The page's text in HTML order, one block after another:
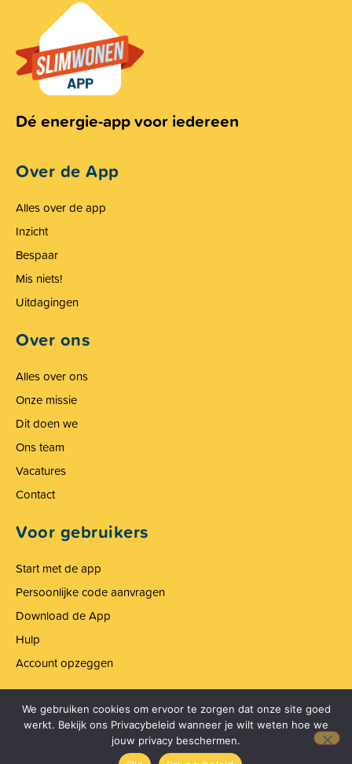
Dé energie-app voor iedereen
Over de App
Alles over de app
Inzicht
Bespaar
Mis niets!
Uitdagingen
Over ons
Alles over ons
Onze missie
Dit doen we
Ons team
Vacatures
Contact
Voor gebruikers
Start met de app
Persoonlijke code aanvragen
Download de App
Hulp
Account opzeggen
Onze kleine lettertjes
Algemene Voorwaarden
We gebruiken cookies om ervoor te zorgen dat onze site goed
werkt. Bekijk ons Privacybeleid wanneer je wilt weten hoe we
jouw privacy beschermen.